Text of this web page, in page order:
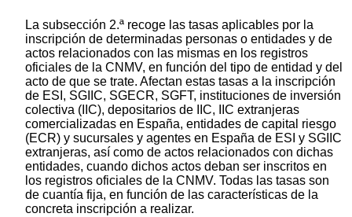
La subsección 2.ª recoge las tasas aplicables por la
inscripción de determinadas personas o entidades y de
actos relacionados con las mismas en los registros
oficiales de la CNMV, en función del tipo de entidad y del
acto de que se trate. Afectan estas tasas a la inscripción
de ESI, SGIIC, SGECR, SGFT, instituciones de inversión
colectiva (IIC), depositarios de IIC, IIC extranjeras
comercializadas en España, entidades de capital riesgo
(ECR) y sucursales y agentes en España de ESI y SGIIC
extranjeras, así como de actos relacionados con dichas
entidades, cuando dichos actos deban ser inscritos en
los registros oficiales de la CNMV. Todas las tasas son
de cuantía fija, en función de las características de la
concreta inscripción a realizar.